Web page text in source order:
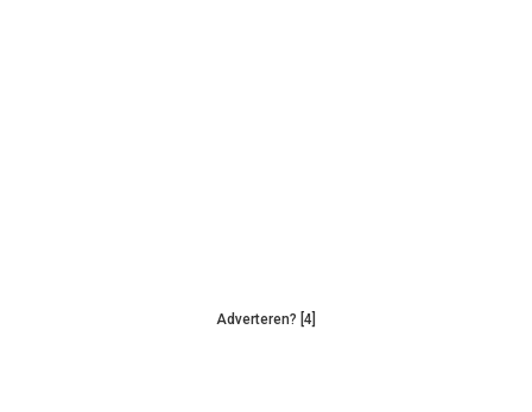
Adverteren? [4]